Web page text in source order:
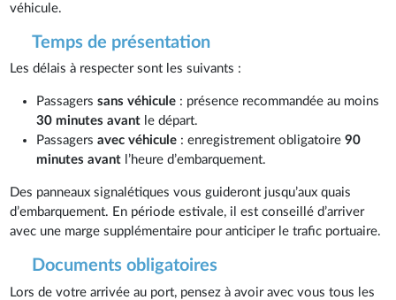
véhicule.
Temps de présentation
Les délais à respecter sont les suivants :
Passagerssans véhicule : présence recommandée au moins
30 minutes avant le départ.
Passagersavec véhicule : enregistrement obligatoire90
minutes avant l’heure d’embarquement.
Des panneaux signalétiques vous guideront jusqu’aux quais
d’embarquement. En période estivale, il est conseillé d’arriver
avec une marge supplémentaire pour anticiper le trafic portuaire.
Documents obligatoires
Lors de votre arrivée au port, pensez à avoir avec vous tous les